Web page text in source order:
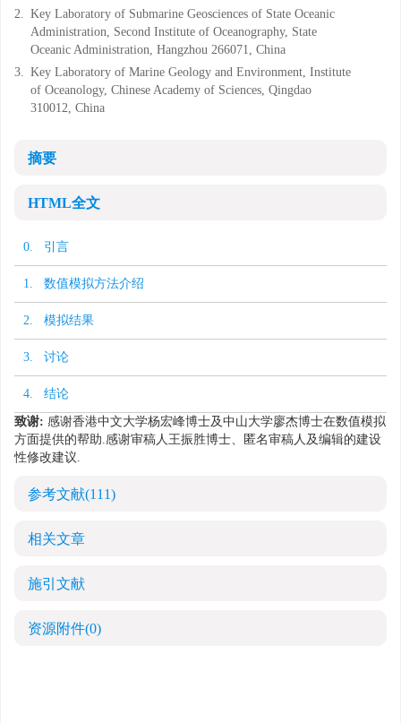
2. Key Laboratory of Submarine Geosciences of State Oceanic
Administration, Second Institute of Oceanography, State
Oceanic Administration, Hangzhou 266071, China
3. Key Laboratory of Marine Geology and Environment, Institute
of Oceanology, Chinese Academy of Sciences, Qingdao
310012, China
摘要
HTML全文
0. 引言
1. 数值模拟方法介绍
2. 模拟结果
3. 讨论
4. 结论
致谢: 感谢香港中文大学杨宏峰博士及中山大学廖杰博士在数值模拟
方面提供的帮助.感谢审稿人王振胜博士、匿名审稿人及编辑的建设
性修改建议.
参考文献(111)
相关文章
施引文献
资源附件(0)